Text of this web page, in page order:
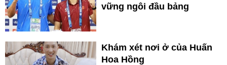
vững ngôi đầu bảng
Khám xét nơi ở của Huấn
Hoa Hồng